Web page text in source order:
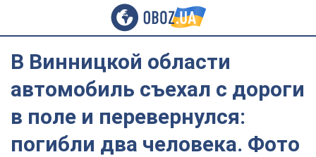
В Винницкой области
автомобиль съехал с дороги
в поле и перевернулся:
погибли два человека. Фото